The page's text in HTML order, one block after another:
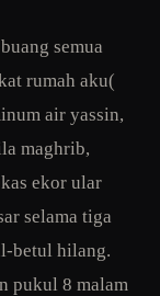
semua
rumah aku(
air yassin,
maghrib,
ekor ular
selama tiga
betul hilang.
pukul 8 malam